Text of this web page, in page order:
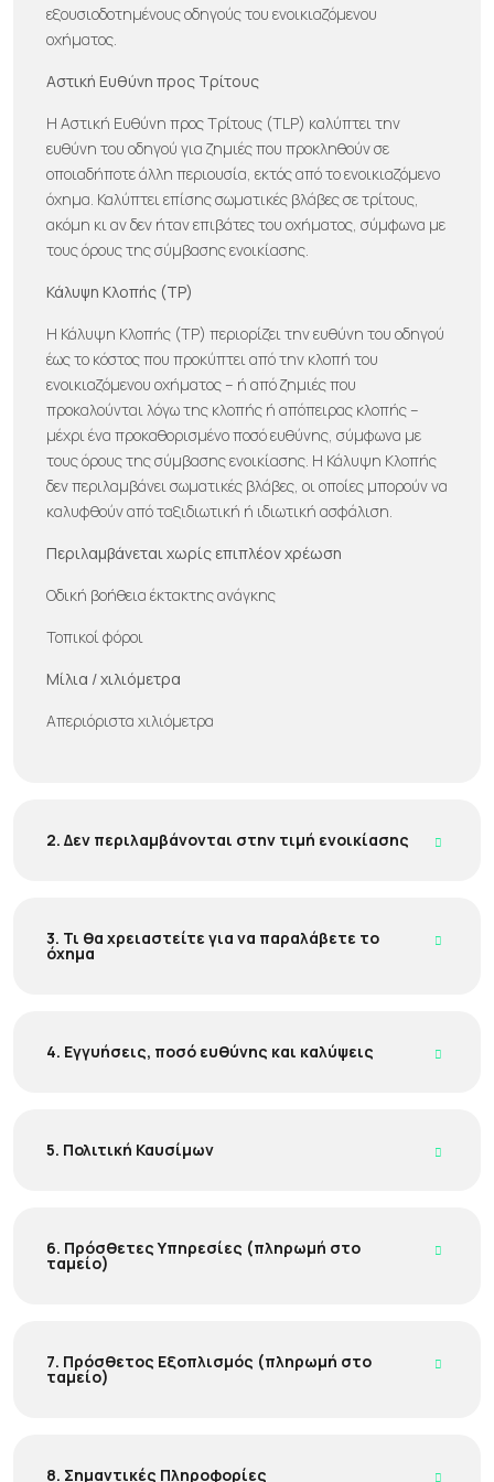
εξουσιοδοτημένους οδηγούς του ενοικιαζόμενου
οχήματος.
Αστική Ευθύνη προς Τρίτους
Η Αστική Ευθύνη προς Τρίτους (TLP) καλύπτει την
ευθύνη του οδηγού για ζημιές που προκληθούν σε
οποιαδήποτε άλλη περιουσία, εκτός από το ενοικιαζόμενο
όχημα. Καλύπτει επίσης σωματικές βλάβες σε τρίτους,
ακόμη κι αν δεν ήταν επιβάτες του οχήματος, σύμφωνα με
τους όρους της σύμβασης ενοικίασης.
Κάλυψη Κλοπής (TP)
Η Κάλυψη Κλοπής (TP) περιορίζει την ευθύνη του οδηγού
έως το κόστος που προκύπτει από την κλοπή του
ενοικιαζόμενου οχήματος – ή από ζημιές που
προκαλούνται λόγω της κλοπής ή απόπειρας κλοπής –
μέχρι ένα προκαθορισμένο ποσό ευθύνης, σύμφωνα με
τους όρους της σύμβασης ενοικίασης. Η Κάλυψη Κλοπής
δεν περιλαμβάνει σωματικές βλάβες, οι οποίες μπορούν να
καλυφθούν από ταξιδιωτική ή ιδιωτική ασφάλιση.
Περιλαμβάνεται χωρίς επιπλέον χρέωση
Οδική βοήθεια έκτακτης ανάγκης
Τοπικοί φόροι
Μίλια / χιλιόμετρα
Απεριόριστα χιλιόμετρα
2. Δεν περιλαμβάνονται στην τιμή ενοικίασης
3. Τι θα χρειαστείτε για να παραλάβετε το
όχημα
4. Εγγυήσεις, ποσό ευθύνης και καλύψεις
5. Πολιτική Καυσίμων
6. Πρόσθετες Υπηρεσίες (πληρωμή στο
ταμείο)
7. Πρόσθετος Εξοπλισμός (πληρωμή στο
ταμείο)
8. Σημαντικές Πληροφορίες